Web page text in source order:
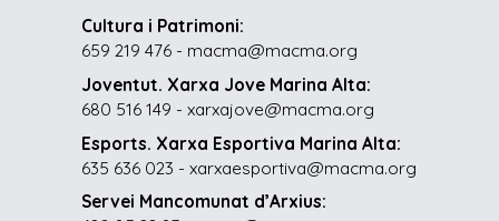
Cultura i Patrimoni:
659 219 476 - macma@macma.org
Joventut. Xarxa Jove Marina Alta:
680 516 149 - xarxajove@macma.org
Esports. Xarxa Esportiva Marina Alta:
635 636 023 - xarxaesportiva@macma.org
Servei Mancomunat d’Arxius: